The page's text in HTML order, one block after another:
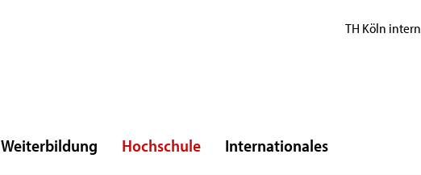
TH Köln intern
Weiterbildung Hochschule Internationales